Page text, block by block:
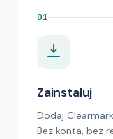
01
Zainstaluj
Dodaj
Bez konta, bez